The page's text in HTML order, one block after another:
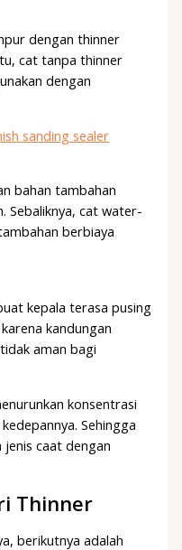
dengan thinner
cat tanpa thinner
dengan
bahan tambahan
Sebaliknya, cat water-
berbiaya
kepala terasa pusing
kandungan
aman bagi
konsentrasi
Sehingga
jenis caat dengan
Thinner
berikutnya adalah